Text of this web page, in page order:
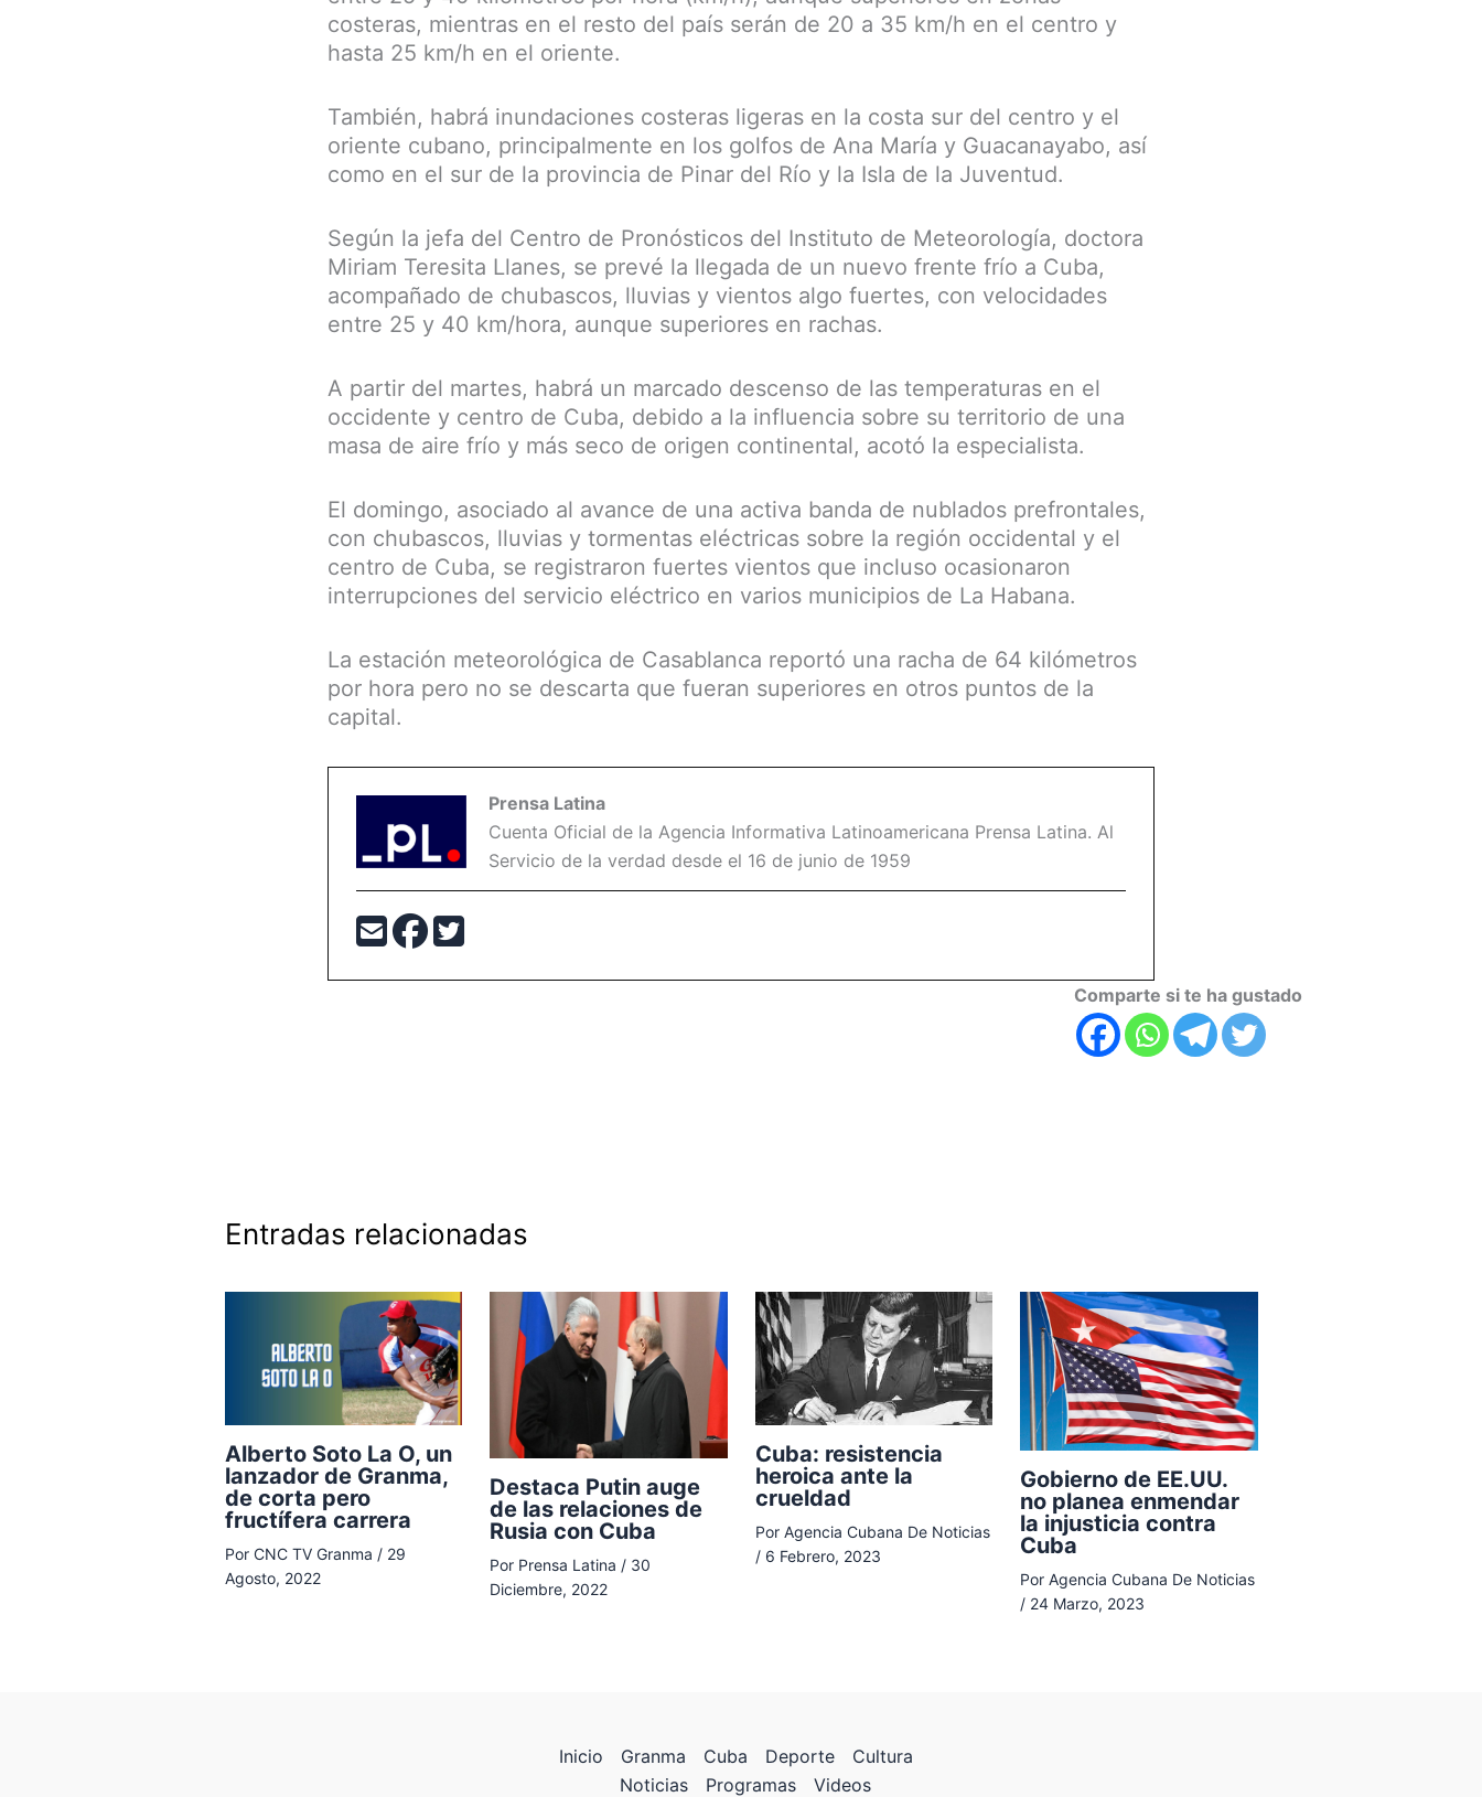
costeras, mientras en el resto del país serán de 20 a 35 km/h en el centro y
hasta 25 km/h en el oriente.
También, habrá inundaciones costeras ligeras en la costa sur del centro y el
oriente cubano, principalmente en los golfos de Ana María y Guacanayabo, así
como en el sur de la provincia de Pinar del Río y la Isla de la Juventud.
Según la jefa del Centro de Pronósticos del Instituto de Meteorología, doctora
Miriam Teresita Llanes, se prevé la llegada de un nuevo frente frío a Cuba,
acompañado de chubascos, lluvias y vientos algo fuertes, con velocidades
entre 25 y 40 km/hora, aunque superiores en rachas.
A partir del martes, habrá un marcado descenso de las temperaturas en el
occidente y centro de Cuba, debido a la influencia sobre su territorio de una
masa de aire frío y más seco de origen continental, acotó la especialista.
El domingo, asociado al avance de una activa banda de nublados prefrontales,
con chubascos, lluvias y tormentas eléctricas sobre la región occidental y el
centro de Cuba, se registraron fuertes vientos que incluso ocasionaron
interrupciones del servicio eléctrico en varios municipios de La Habana.
La estación meteorológica de Casablanca reportó una racha de 64 kilómetros
por hora pero no se descarta que fueran superiores en otros puntos de la
capital.
Prensa Latina
Cuenta Oficial de la Agencia Informativa Latinoamericana Prensa Latina. Al
Servicio de la verdad desde el 16 de junio de 1959
Comparte si te ha gustado
Entradas relacionadas
Alberto Soto La O, un
lanzador de Granma,
de corta pero
fructífera carrera
Por CNC TV Granma / 29
Agosto, 2022
Destaca Putin auge
de las relaciones de
Rusia con Cuba
Por Prensa Latina / 30
Diciembre, 2022
Cuba: resistencia
heroica ante la
crueldad
Por Agencia Cubana De Noticias
/ 6 Febrero, 2023
Gobierno de EE.UU.
no planea enmendar
la injusticia contra
Cuba
Por Agencia Cubana De Noticias
/ 24 Marzo, 2023
Inicio Granma Cuba Deporte
Cultura
Noticias
Programas Videos